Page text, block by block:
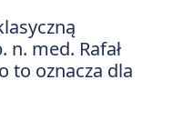
med. Rafał
to oznacza dla